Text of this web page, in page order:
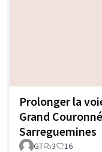
Prolonger la
Grand
Sarreguemines
GT 3 16